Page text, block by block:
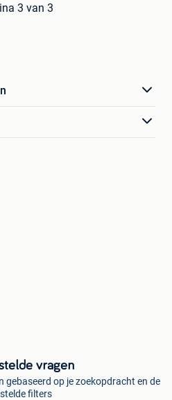
3 van 3
vragen
gebaseerd op je zoekopdracht en de
filters